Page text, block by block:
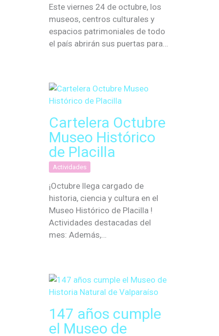
Este viernes 24 de octubre, los
museos, centros culturales y
espacios patrimoniales de todo
el país abrirán sus puertas para…
Cartelera Octubre
Museo Histórico
de Placilla
Actividades
¡Octubre llega cargado de
historia, ciencia y cultura en el
Museo Histórico de Placilla !
Actividades destacadas del
mes: Además,…
147 años cumple
el Museo de